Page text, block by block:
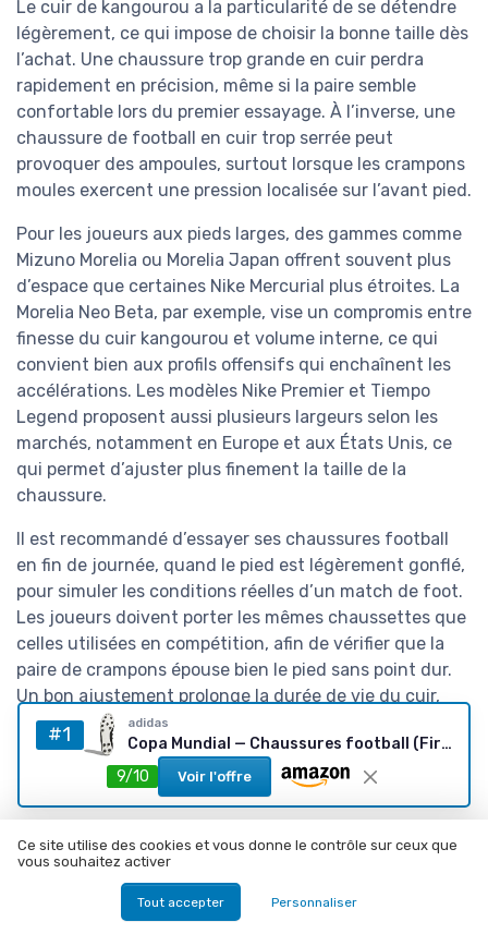
Le cuir de kangourou a la particularité de se détendre
légèrement, ce qui impose de choisir la bonne taille dès
l’achat. Une chaussure trop grande en cuir perdra
rapidement en précision, même si la paire semble
confortable lors du premier essayage. À l’inverse, une
chaussure de football en cuir trop serrée peut
provoquer des ampoules, surtout lorsque les crampons
moules exercent une pression localisée sur l’avant pied.
Pour les joueurs aux pieds larges, des gammes comme
Mizuno Morelia ou Morelia Japan offrent souvent plus
d’espace que certaines Nike Mercurial plus étroites. La
Morelia Neo Beta, par exemple, vise un compromis entre
finesse du cuir kangourou et volume interne, ce qui
convient bien aux profils offensifs qui enchaînent les
accélérations. Les modèles Nike Premier et Tiempo
Legend proposent aussi plusieurs largeurs selon les
marchés, notamment en Europe et aux États Unis, ce
qui permet d’ajuster plus finement la taille de la
chaussure.
Il est recommandé d’essayer ses chaussures football
en fin de journée, quand le pied est légèrement gonflé,
pour simuler les conditions réelles d’un match de foot.
Les joueurs doivent porter les mêmes chaussettes que
celles utilisées en compétition, afin de vérifier que la
paire de crampons épouse bien le pied sans point dur.
Un bon ajustement prolonge la durée de vie du cuir,
améliore la stabilité sur gazon naturel ou gazon
artificiel et renforce la sensation d’élite que
recherchent les passionnés de football exigeants.
Rapport qualité prix : comparer
les modèles élite et les gammes
intermédiaires
#1 adidas
Copa Mundial — Chaussures football (Firm Ground) Blanc/Noir, taille 8
9/10
Voir l'offre
Ce site utilise des cookies et vous donne le contrôle sur ceux que
vous souhaitez activer
Tout accepter Personnaliser